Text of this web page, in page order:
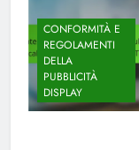
CONFORMITÀ E
REGOLAMENTI
DELLA
PUBBLICITÀ
DISPLAY